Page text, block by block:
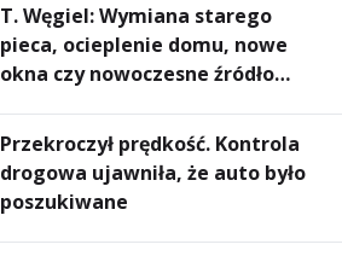
T. Węgiel: Wymiana starego
pieca, ocieplenie domu, nowe
okna czy nowoczesne źródło
rachunki za energię, lepszy
komfort życia i... czystsze
powietrze
Przekroczył prędkość. Kontrola
drogowa ujawniła, że auto było
poszukiwane